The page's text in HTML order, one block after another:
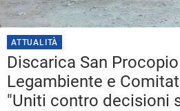
ATTUALITÀ
Discarica San
Legambiente e
"Uniti contro decisioni